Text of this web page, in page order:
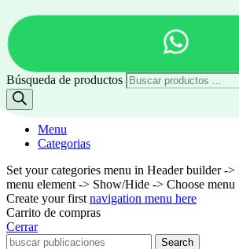
Búsqueda de productos
Menu
Categorias
Set your categories menu in Header builder -
menu element -> Show/Hide -> Choose menu
Create your first navigation menu here
Carrito de compras
Cerrar
Search